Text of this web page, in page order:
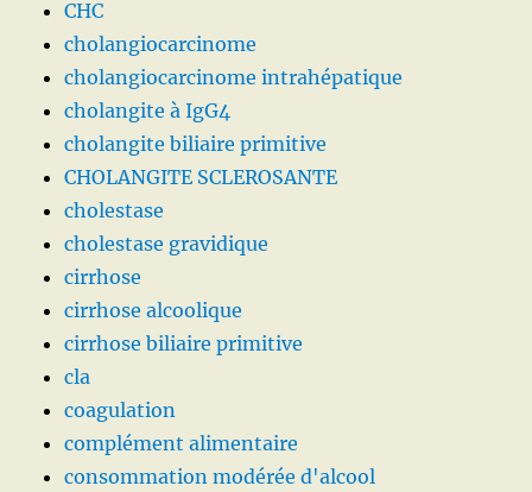
CHC
cholangiocarcinome
cholangiocarcinome intrahépatique
cholangite à IgG4
cholangite biliaire primitive
CHOLANGITE SCLEROSANTE
cholestase
cholestase gravidique
cirrhose
cirrhose alcoolique
cirrhose biliaire primitive
cla
coagulation
complément alimentaire
consommation modérée d'alcool